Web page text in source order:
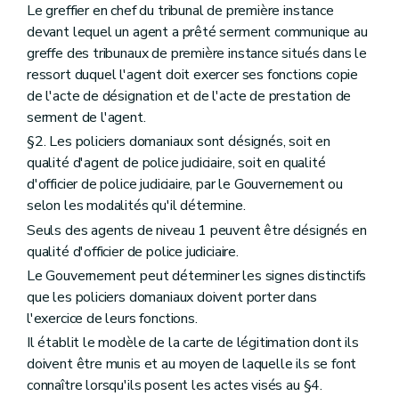
Le greffier en chef du tribunal de première instance
devant lequel un agent a prêté serment communique au
greffe des tribunaux de première instance situés dans le
ressort duquel l'agent doit exercer ses fonctions copie
de l'acte de désignation et de l'acte de prestation de
serment de l'agent.
§2. Les policiers domaniaux sont désignés, soit en
qualité d'agent de police judiciaire, soit en qualité
d'officier de police judiciaire, par le Gouvernement ou
selon les modalités qu'il détermine.
Seuls des agents de niveau 1 peuvent être désignés en
qualité d'officier de police judiciaire.
Le Gouvernement peut déterminer les signes distinctifs
que les policiers domaniaux doivent porter dans
l'exercice de leurs fonctions.
Il établit le modèle de la carte de légitimation dont ils
doivent être munis et au moyen de laquelle ils se font
connaître lorsqu'ils posent les actes visés au §4.